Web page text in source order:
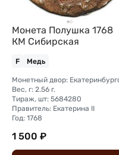
Монета Полушка 1768
КМ Сибирская
F Медь
Вес, г: 2.56 г.
Тираж, шт: 5684280
Правитель: Екатерина II
Год: 1768
1 500 ₽